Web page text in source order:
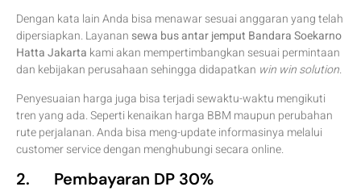
Dengan kata lain Anda bisa menawar sesuai anggaran yang telah
dipersiapkan. Layanan sewa bus antar jemput Bandara Soekarno
Hatta Jakarta kami akan mempertimbangkan sesuai permintaan
dan kebijakan perusahaan sehingga didapatkan win win solution.
Penyesuaian harga juga bisa terjadi sewaktu-waktu mengikuti
tren yang ada. Seperti kenaikan harga BBM maupun perubahan
rute perjalanan. Anda bisa meng-update informasinya melalui
customer service dengan menghubungi secara online.
2. Pembayaran DP 30%